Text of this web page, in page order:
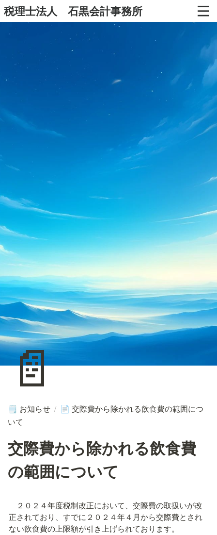
税理士法人 石黒会計事務所
📄
🗒️ お知らせ / 📄 交際費から除かれる飲食費の範囲につ
いて
交際費から除かれる飲食費
の範囲について
２０２４年度税制改正において、交際費の取扱いが改
正されており、すでに２０２４年４月から交際費とされ
ない飲食費の上限額が引き上げられております。